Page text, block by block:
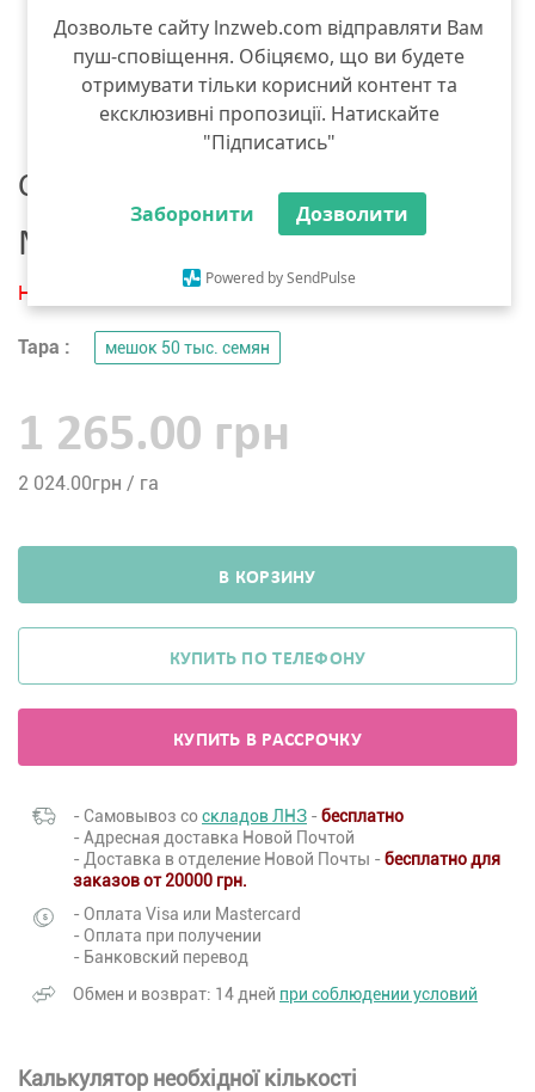
Дозвольте сайту lnzweb.com відправляти Вам
пуш-сповіщення. Обіцяємо, що ви будете
отримувати тільки корисний контент та
ексклюзивні пропозиції. Натискайте
"Підписатись"
Заборонити Дозволити
Powered by SendPulse
Семена кукурузы
MAS seeds МАS 45.М 2019 год
Нет в наличии
Тара : мешок 50 тыс. семян
1 265.00 грн
2 024.00грн / га
В КОРЗИНУ
КУПИТЬ ПО ТЕЛЕФОНУ
КУПИТЬ В РАССРОЧКУ
- Самовывоз соскладов ЛНЗ - бесплатно
- Адресная доставка Новой Почтой
- Доставка в отделение Новой Почты - бесплатно для
заказов от 20000 грн.
- Оплата Visa или Mastercard
- Оплата при получении
- Банковский перевод
Обмен и возврат: 14 дней при соблюдении условий
Калькулятор необхідної кількості